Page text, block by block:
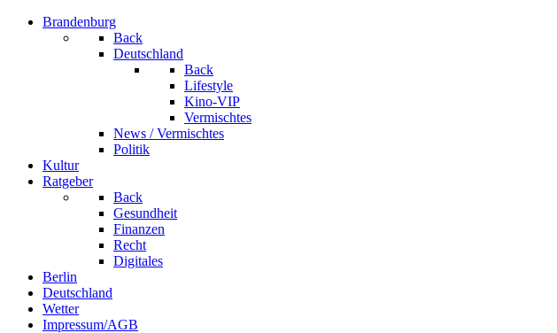
Brandenburg
Back
Deutschland
Back
Lifestyle
Kino-VIP
Vermischtes
News / Vermischtes
Politik
Kultur
Ratgeber
Back
Gesundheit
Finanzen
Recht
Digitales
Berlin
Deutschland
Wetter
Impressum/AGB